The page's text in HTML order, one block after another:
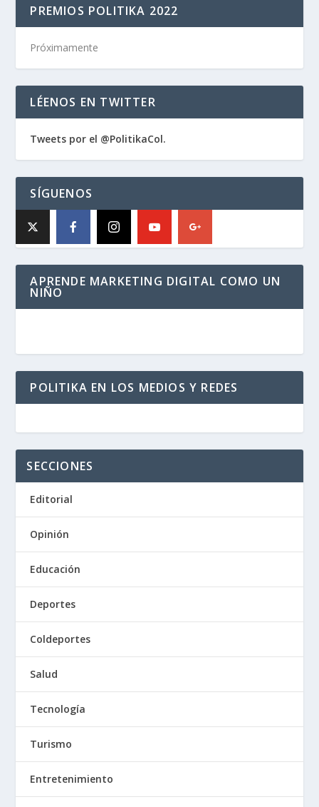
PREMIOS POLITIKA 2022
Próximamente
LÉENOS EN TWITTER
Tweets por el @PolitikaCol.
SÍGUENOS
APRENDE MARKETING DIGITAL COMO UN
NIÑO
POLITIKA EN LOS MEDIOS Y REDES
SECCIONES
Editorial
Opinión
Educación
Deportes
Coldeportes
Salud
Tecnología
Turismo
Entretenimiento